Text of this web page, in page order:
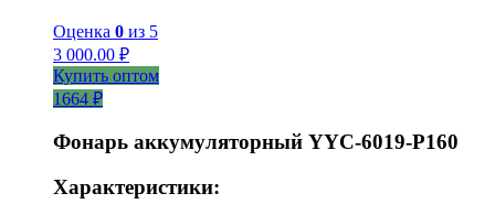
Оценка 0 из 5
3 000.00 ₽
Купить оптом
1664 ₽
Фонарь аккумуляторный YYC-6019-P160
Характеристики: